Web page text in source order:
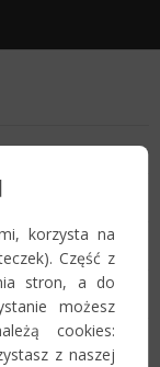
korzysta na
Część z
stron, a do
możesz
cookies:
z naszej